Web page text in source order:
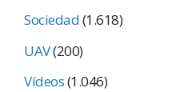
Sociedad(1.618)
UAV(200)
Vídeos(1.046)